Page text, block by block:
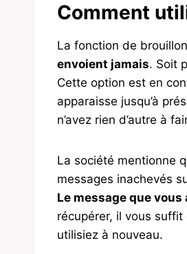
Comment
La fonction de
envoient jamais. Soit
Cette option est en
apparaisse jusqu’à
n’avez rien d’autre à
La société mentionne
messages inachevés
Le message que
récupérer, il vous
utilisiez à nouveau.